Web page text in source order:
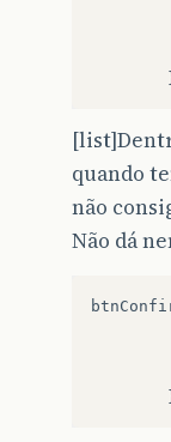
quando
não
Não dá